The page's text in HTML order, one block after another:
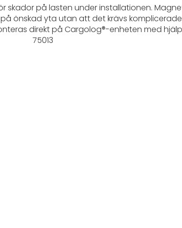
skador på lasten under installationen.
önskad yta utan att det krävs komplicerade
direkt på Cargolog®-enheten med